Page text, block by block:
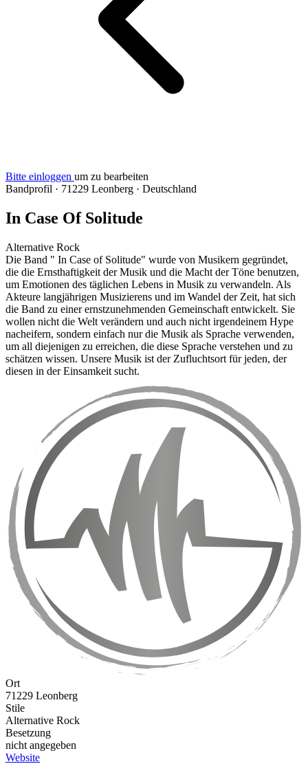
Bitte einloggen um zu bearbeiten
Bandprofil · 71229 Leonberg · Deutschland
In Case Of Solitude
Alternative Rock
Die Band " In Case of Solitude" wurde von Musikern gegründet,
die die Ernsthaftigkeit der Musik und die Macht der Töne benutzen,
um Emotionen des täglichen Lebens in Musik zu verwandeln. Als
Akteure langjährigen Musizierens und im Wandel der Zeit, hat sich
die Band zu einer ernstzunehmenden Gemeinschaft entwickelt. Sie
wollen nicht die Welt verändern und auch nicht irgendeinem Hype
nacheifern, sondern einfach nur die Musik als Sprache verwenden,
um all diejenigen zu erreichen, die diese Sprache verstehen und zu
schätzen wissen. Unsere Musik ist der Zufluchtsort für jeden, der
diesen in der Einsamkeit sucht.
Ort
71229 Leonberg
Stile
Alternative Rock
Besetzung
nicht angegeben
Website